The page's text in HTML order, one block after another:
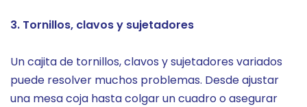
3. Tornillos, clavos y sujetadores
Un cajita de tornillos, clavos y sujetadores variados
puede resolver muchos problemas. Desde ajustar
una mesa coja hasta colgar un cuadro o asegurar